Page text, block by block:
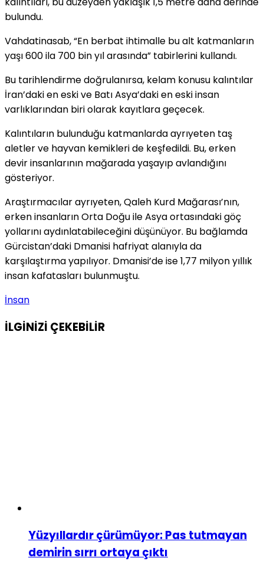
bulundu.
Vahdatinasab, “En berbat ihtimalle bu alt katmanların
yaşı 600 ila 700 bin yıl arasında” tabirlerini kullandı.
Bu tarihlendirme doğrulanırsa, kelam konusu kalıntılar
İran’daki en eski ve Batı Asya’daki en eski insan
varlıklarından biri olarak kayıtlara geçecek.
Kalıntıların bulunduğu katmanlarda ayrıyeten taş
aletler ve hayvan kemikleri de keşfedildi. Bu, erken
devir insanlarının mağarada yaşayıp avlandığını
gösteriyor.
Araştırmacılar ayrıyeten, Qaleh Kurd Mağarası’nın,
erken insanların Orta Doğu ile Asya ortasındaki göç
yollarını aydınlatabileceğini düşünüyor. Bu bağlamda
Gürcistan’daki Dmanisi hafriyat alanıyla da
karşılaştırma yapılıyor. Dmanisi’de ise 1,77 milyon yıllık
insan kafatasları bulunmuştu.
İnsan
İLGİNİZİ ÇEKEBİLİR
Yüzyıllardır çürümüyor: Pas tutmayan
demirin sırrı ortaya çıktı